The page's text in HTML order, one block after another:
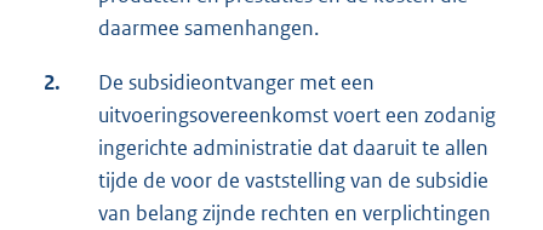
daarmee samenhangen.
2.
De subsidieontvanger met een
uitvoeringsovereenkomst voert een zodanig
ingerichte administratie dat daaruit te allen
tijde de voor de vaststelling van de subsidie
van belang zijnde rechten en verplichtingen